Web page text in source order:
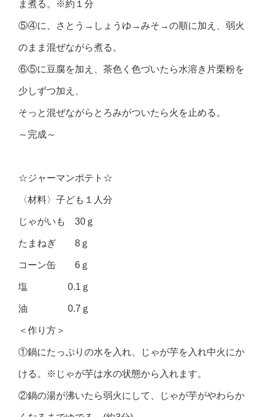
ま煮る。※約１分
⑤④に、さとう→しょうゆ→みそ→の順に加え、弱火
のまま混ぜながら煮る。
⑥⑤に豆腐を加え、茶色く色づいたら水溶き片栗粉を
少しずつ加え、
そっと混ぜながらとろみがついたら火を止める。
～完成～
☆ジャーマンポテト☆
〈材料〉子ども１人分
じゃがいも 30ｇ
たまねぎ 8ｇ
コーン缶 6ｇ
塩 0.1ｇ
油 0.7ｇ
＜作り方＞
①鍋にたっぷりの水を入れ、じゃが芋を入れ中火にか
ける。※じゃが芋は水の状態から入れます。
②鍋の湯が沸いたら弱火にして、じゃが芋がやわらか